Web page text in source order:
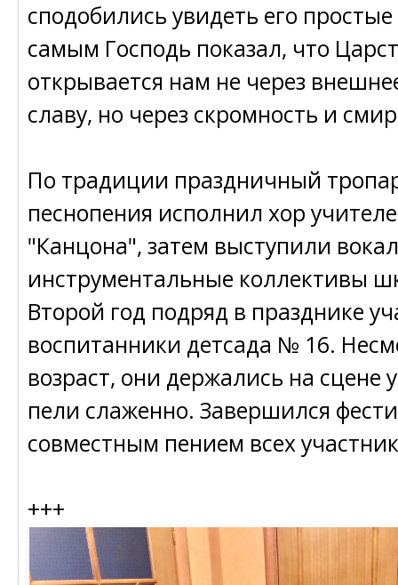
сподобились увидеть его
самым Господь показал, что
открывается нам не через
славу, но через скромность и
По традиции праздничный
песнопения исполнил хор
"Канцона", затем выступили
инструментальные коллективы
Второй год подряд в празднике
воспитанники детсада № 16.
возраст, они держались на сцене
пели слаженно. Завершился
совместным пением всех
+++